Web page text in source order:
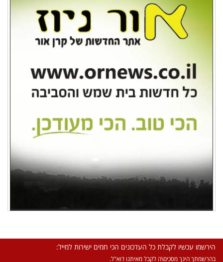
הירשמו עכשיו לקבלת כל העדכונים הכי חמים ישירות למייל:
בהרשמתך הינך מסכים\ה לקבל מאיתנו דוא"ל.